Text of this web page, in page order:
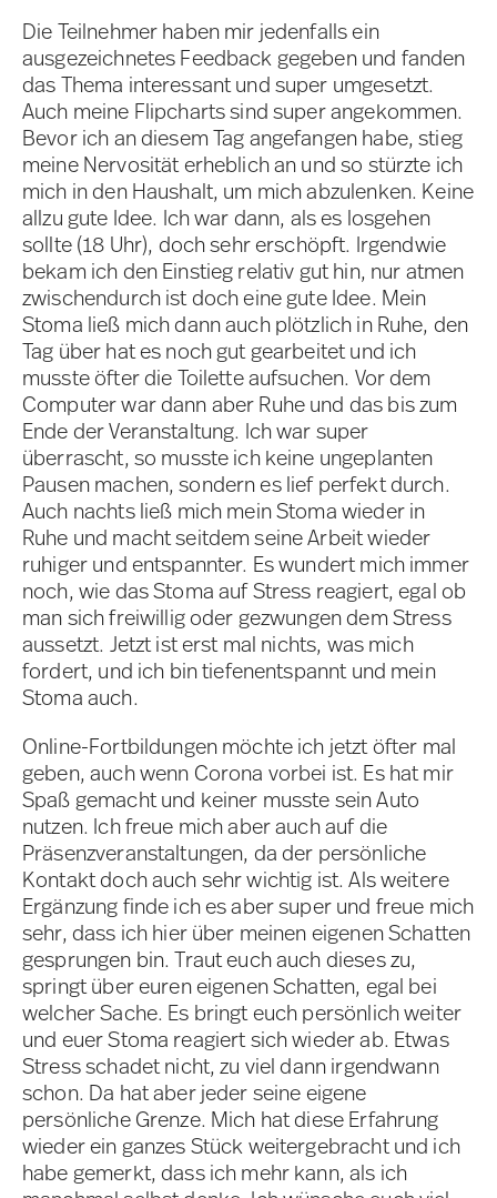
Die Teilnehmer haben mir jedenfalls ein
ausgezeichnetes Feedback gegeben und fanden
das Thema interessant und super umgesetzt.
Auch meine Flipcharts sind super angekommen.
Bevor ich an diesem Tag angefangen habe, stieg
meine Nervosität erheblich an und so stürzte ich
mich in den Haushalt, um mich abzulenken. Keine
allzu gute Idee. Ich war dann, als es losgehen
sollte (18 Uhr), doch sehr erschöpft. Irgendwie
bekam ich den Einstieg relativ gut hin, nur atmen
zwischendurch ist doch eine gute Idee. Mein
Stoma ließ mich dann auch plötzlich in Ruhe, den
Tag über hat es noch gut gearbeitet und ich
musste öfter die Toilette aufsuchen. Vor dem
Computer war dann aber Ruhe und das bis zum
Ende der Veranstaltung. Ich war super
überrascht, so musste ich keine ungeplanten
Pausen machen, sondern es lief perfekt durch.
Auch nachts ließ mich mein Stoma wieder in
Ruhe und macht seitdem seine Arbeit wieder
ruhiger und entspannter. Es wundert mich immer
noch, wie das Stoma auf Stress reagiert, egal ob
man sich freiwillig oder gezwungen dem Stress
aussetzt. Jetzt ist erst mal nichts, was mich
fordert, und ich bin tiefenentspannt und mein
Stoma auch.
Online-Fortbildungen möchte ich jetzt öfter mal
geben, auch wenn Corona vorbei ist. Es hat mir
Spaß gemacht und keiner musste sein Auto
nutzen. Ich freue mich aber auch auf die
Präsenzveranstaltungen, da der persönliche
Kontakt doch auch sehr wichtig ist. Als weitere
Ergänzung finde ich es aber super und freue mich
sehr, dass ich hier über meinen eigenen Schatten
gesprungen bin. Traut euch auch dieses zu,
springt über euren eigenen Schatten, egal bei
welcher Sache. Es bringt euch persönlich weiter
und euer Stoma reagiert sich wieder ab. Etwas
Stress schadet nicht, zu viel dann irgendwann
schon. Da hat aber jeder seine eigene
persönliche Grenze. Mich hat diese Erfahrung
wieder ein ganzes Stück weitergebracht und ich
habe gemerkt, dass ich mehr kann, als ich